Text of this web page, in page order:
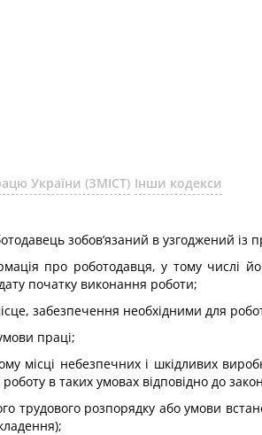
України (ЗМІСТ) Інши кодекси
зобов’язаний в узгоджений із
про роботодавця, у тому числі
початку виконання роботи;
забезпечення необхідними для
праці;
місці небезпечних і шкідливих
роботу в таких умовах відповідно до
трудового розпорядку або умови